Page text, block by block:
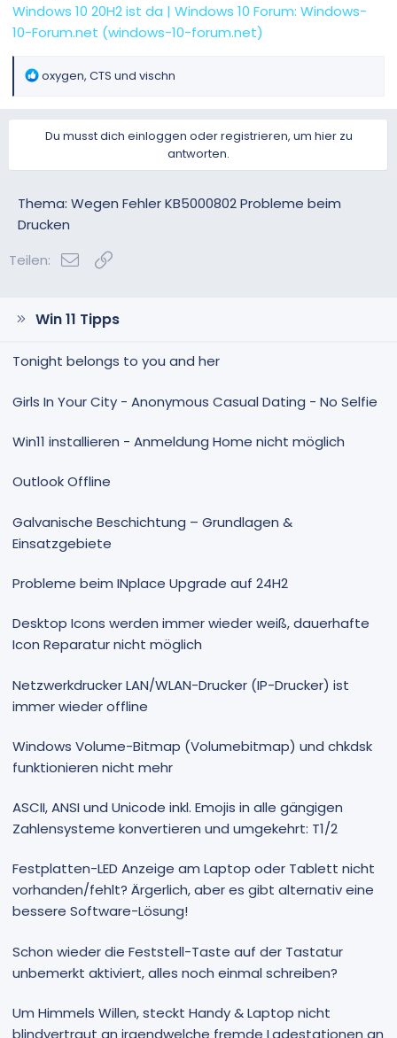
Windows 10 20H2 ist da | Windows 10 Forum: Windows-
10-Forum.net (windows-10-forum.net)
R
k
n
e
n
oxygen, CTS und vischn
Du musst dich einloggen oder registrieren, um hier zu
antworten.
Thema: Wegen Fehler KB5000802 Probleme beim
Drucken
Teilen:
E-Mail
Win 11 Tipps
Tonight belongs to you and her
Girls In Your City - Anonymous Casual Dating - No Selfie
Win11 installieren - Anmeldung Home nicht möglich
Outlook Offline
Galvanische Beschichtung – Grundlagen &
Einsatzgebiete
Probleme beim INplace Upgrade auf 24H2
Desktop Icons werden immer wieder weiß, dauerhafte
Icon Reparatur nicht möglich
Netzwerkdrucker LAN/WLAN-Drucker (IP-Drucker) ist
immer wieder offline
Windows Volume-Bitmap (Volumebitmap) und chkdsk
funktionieren nicht mehr
ASCII, ANSI und Unicode inkl. Emojis in alle gängigen
Zahlensysteme konvertieren und umgekehrt: T1/2
Festplatten-LED Anzeige am Laptop oder Tablett nicht
vorhanden/fehlt? Ärgerlich, aber es gibt alternativ eine
bessere Software-Lösung!
Schon wieder die Feststell-Taste auf der Tastatur
unbemerkt aktiviert, alles noch einmal schreiben?
Um Himmels Willen, steckt Handy & Laptop nicht
blindvertraut an irgendwelche fremde Ladestationen an